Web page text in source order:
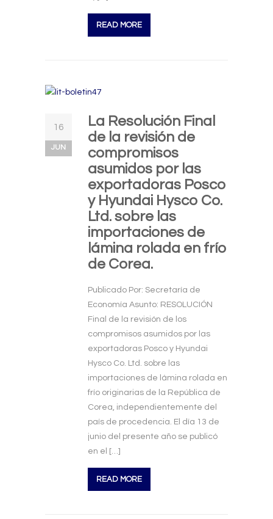
READ MORE
16
JUN
La Resolución Final
de la revisión de
compromisos
asumidos por las
exportadoras Posco
y Hyundai Hysco Co.
Ltd. sobre las
importaciones de
lámina rolada en frío
de Corea.
Publicado Por: Secretaría de
Economía Asunto: RESOLUCIÓN
Final de la revisión de los
compromisos asumidos por las
exportadoras Posco y Hyundai
Hysco Co. Ltd. sobre las
importaciones de lámina rolada en
frío originarias de la República de
Corea, independientemente del
país de procedencia. El día 13 de
junio del presente año se publicó
en el […]
READ MORE